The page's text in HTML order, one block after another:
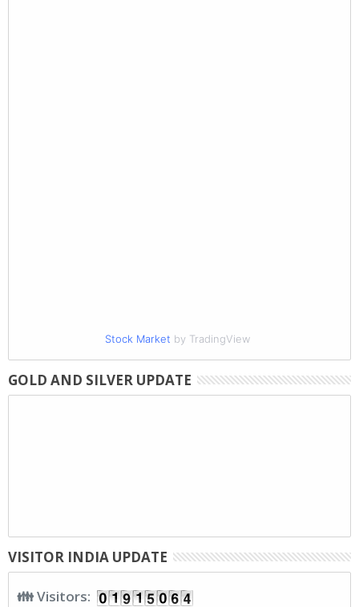
Stock Market by TradingView
GOLD AND SILVER UPDATE
VISITOR INDIA UPDATE
👪 Visitors: